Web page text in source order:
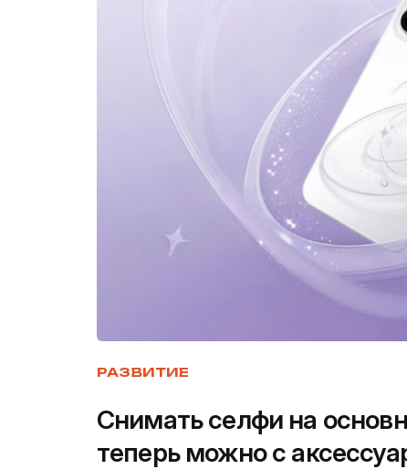
РАЗВИТИЕ
Снимать селфи на
теперь можно с